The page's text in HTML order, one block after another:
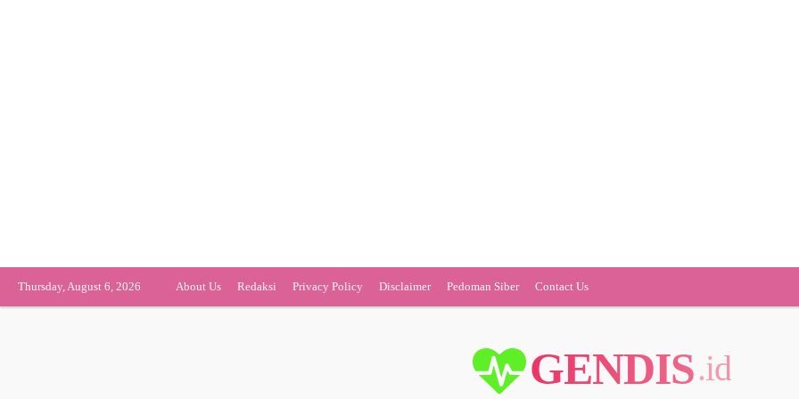
Thursday, August 6, 2026 About Us Redaksi Privacy Policy Disclaimer Pedoman Siber Contact Us
GENDIS.id